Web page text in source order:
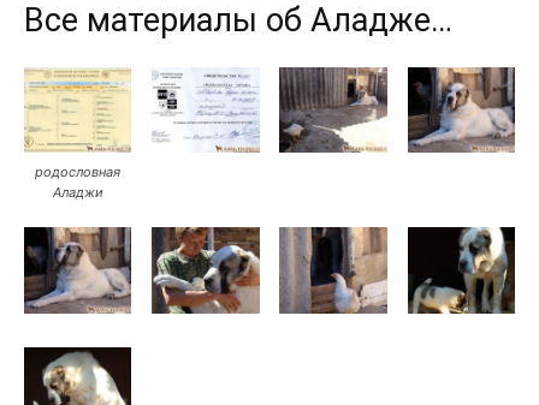
Все материалы об Аладже…
родословная
Аладжи